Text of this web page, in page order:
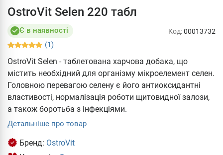
OstroVit Selen 220 табл
Є в наявності
(1)
Код:00013732
OstroVit Selen - таблетована харчова добака, що
містить необхідний для організму мікроелемент селен.
Головною перевагою селену є його антиоксидантні
властивості, нормалізація роботи щитовидної залози,
а також боротьба з інфекціями.
Детальніше про товар
Бренд: OstroVit